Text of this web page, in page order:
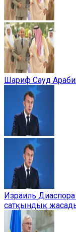
Шариф Сауд
Израиль Диаспора
сатқындық